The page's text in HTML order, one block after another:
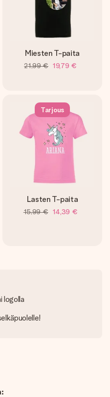
Miesten T-paita
21,99 € 19,79 €
Tarjous
Lasten T-paita
15,99 € 14,39 €
logolla